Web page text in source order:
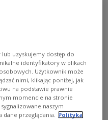
uzyskujemy dostęp do
identyfikatory w plikach
Użytkownik może
nimi, klikając poniżej, jak
na podstawie prawnie
momencie na stronie
naszym
dane przeglądania. Polityka